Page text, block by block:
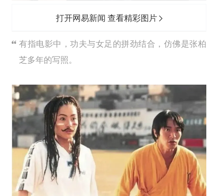
打开网易新闻 查看精彩图片
有指电影中，功夫与女足的拼劲结合，仿佛是张柏
芝多年的写照。